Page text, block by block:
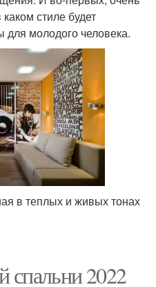
стиле будет
молодого человека.
в теплых и живых тонах
спальни 2022